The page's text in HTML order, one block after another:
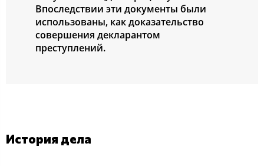
Впоследствии эти документы были
использованы, как доказательство
совершения декларантом
преступлений.
История дела